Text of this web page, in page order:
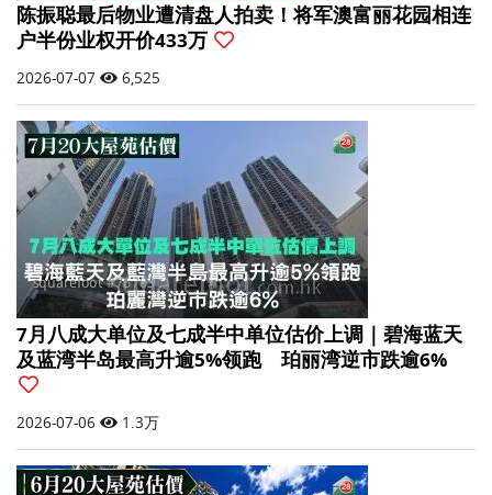
陈振聪最后物业遭清盘人拍卖！将军澳富丽花园相连
户半份业权开价433万
2026-07-07 6,525
7月八成大单位及七成半中单位估价上调｜碧海蓝天
及蓝湾半岛最高升逾5%领跑 珀丽湾逆市跌逾6%
2026-07-06 1.3万